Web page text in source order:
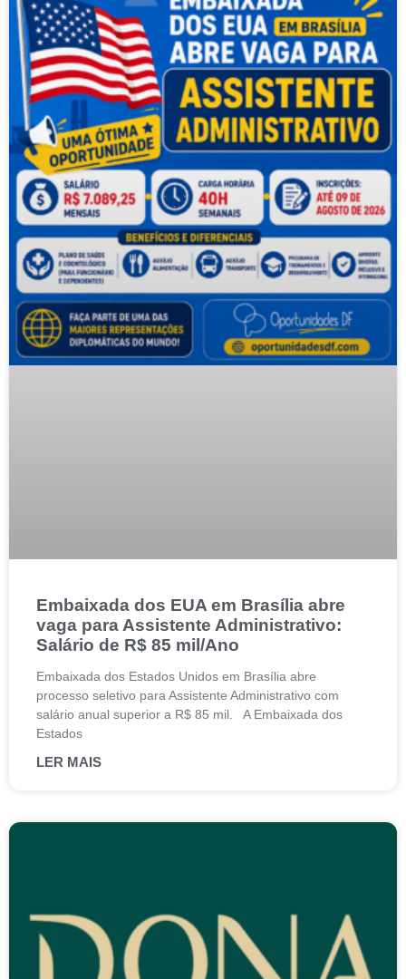
Embaixada dos EUA em Brasília abre
vaga para Assistente Administrativo:
Salário de R$ 85 mil/Ano
Embaixada dos Estados Unidos em Brasília abre
processo seletivo para Assistente Administrativo com
salário anual superior a R$ 85 mil. A Embaixada dos
Estados
LER MAIS